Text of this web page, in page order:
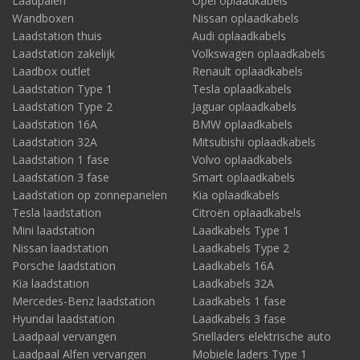
Wandboxen
Laadstation thuis
Laadstation zakelijk
Laadbox outlet
Laadstation Type 1
Laadstation Type 2
Laadstation 16A
Laadstation 32A
Laadstation 1 fase
Laadstation 3 fase
Laadstation op zonnepanelen
Tesla laadstation
Mini laadstation
Nissan laadstation
Porsche laadstation
Kia laadstation
Mercedes-Benz laadstation
Hyundai laadstation
Laadpaal vervangen
Laadpaal Alfen vervangen
Nissan oplaadkabels
Audi oplaadkabels
Volkswagen oplaadkabels
Renault oplaadkabels
Tesla oplaadkabels
Jaguar oplaadkabels
BMW oplaadkabels
Mitsubishi oplaadkabels
Volvo oplaadkabels
Smart oplaadkabels
Kia oplaadkabels
Citroën oplaadkabels
Laadkabels Type 1
Laadkabels Type 2
Laadkabels 16A
Laadkabels 32A
Laadkabels 1 fase
Laadkabels 3 fase
Snelladers elektrische auto
Mobiele laders Type 1